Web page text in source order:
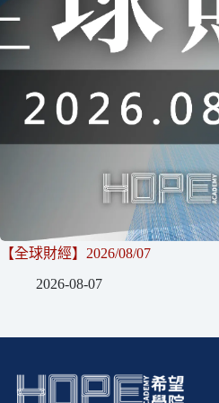
【全球財經】2026/08/07
2026-08-07